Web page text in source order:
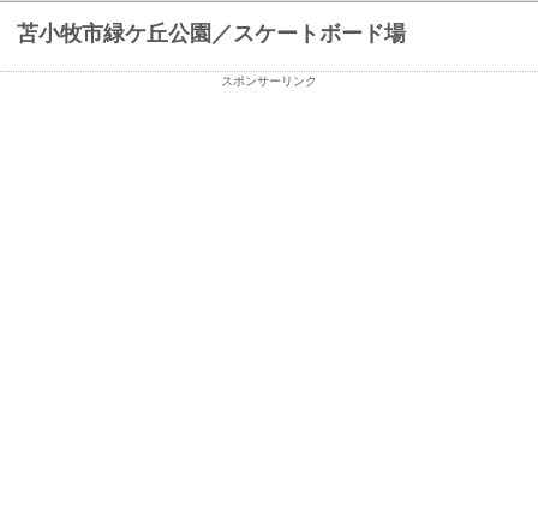
苫小牧市緑ケ丘公園／スケートボード場
スポンサーリンク